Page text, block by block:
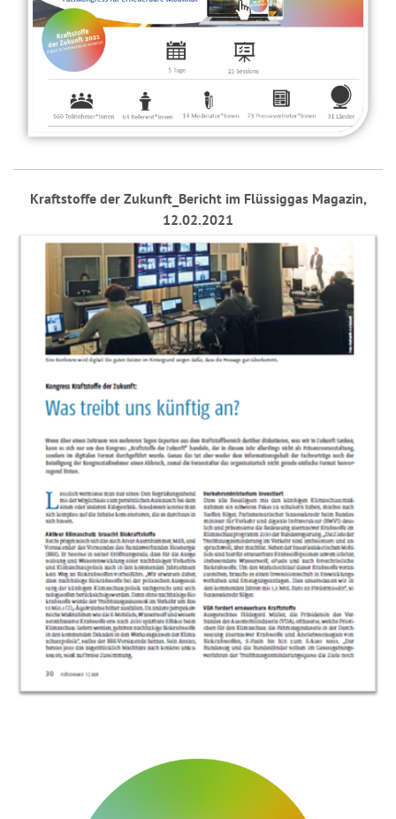
Kraftstoffe der Zukunft_Bericht im Flüssiggas Magazin,
12.02.2021